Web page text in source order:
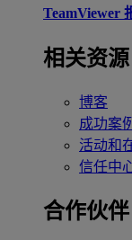
TeamViewer
相关资源
博客
成功案例
活动和
信任中
合作伙伴